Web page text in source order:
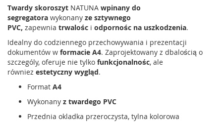
Twardy skoroszyt NATUNA wpinany do
segregatora wykonany ze sztywnego
PVC, zapewnia trwalośc i odpornośc na uszkodzenia.
Idealny do codziennego przechowywania i prezentacji
dokumentów w formacie A4. Zaprojektowany z dbalością o
szczególy, oferuje nie tylko funkcjonalnośc, ale
równiez estetyczny wygląd.
Format A4
Wykonany z twardego PVC
Przednia okladka przeroczysta, tylna kolorowa